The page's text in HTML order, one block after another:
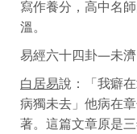
寫作養分，高中名
溫。
易經六十四卦—未濟
白居易說：「我癖
病獨未去」他病在
著。這篇文章原是